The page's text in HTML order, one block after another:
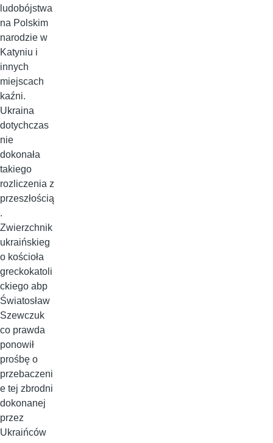
ludobójstwa
na Polskim
narodzie w
Katyniu i
innych
miejscach
kaźni.
Ukraina
dotychczas
nie
dokonała
takiego
rozliczenia z
przeszłością
.
Zwierzchnik
ukraińskieg
o kościoła
greckokatoli
ckiego abp
Światosław
Szewczuk
co prawda
ponowił
prośbę o
przebaczeni
e tej zbrodni
dokonanej
przez
Ukraińców